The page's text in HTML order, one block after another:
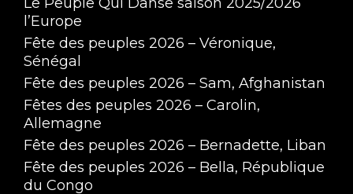
l’Europe
Fête des peuples 2026 – Véronique,
Sénégal
Fête des peuples 2026 – Sam, Afghanistan
Fêtes des peuples 2026 – Carolin,
Allemagne
Fête des peuples 2026 – Bernadette, Liban
Fête des peuples 2026 – Bella, République
du Congo